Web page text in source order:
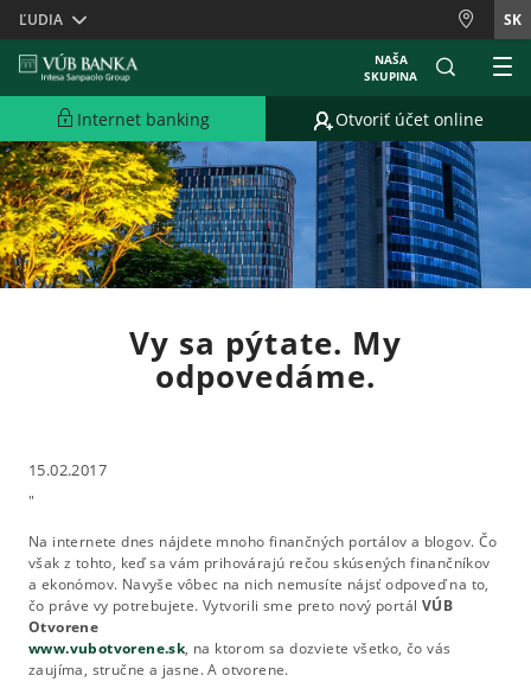
Skiplinks
ĽUDIA SK
NAŠA
SKUPINA
Internet banking Otvoriť účet online
Vy sa pýtate. My
odpovedáme.
15.02.2017
"
Na internete dnes nájdete mnoho finančných portálov a blogov. Čo
však z tohto, keď sa vám prihovárajú rečou skúsených finančníkov
a ekonómov. Navyše vôbec na nich nemusíte nájsť odpoveď na to,
čo práve vy potrebujete. Vytvorili sme preto nový portál VÚB
Otvorene
www.vubotvorene.sk, na ktorom sa dozviete všetko, čo vás
zaujíma, stručne a jasne. A otvorene.